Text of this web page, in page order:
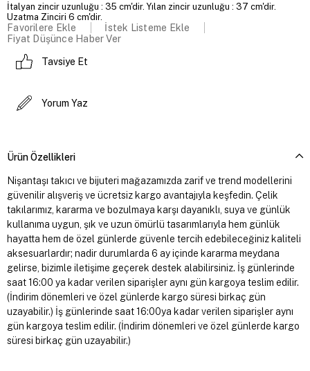
İtalyan zincir uzunluğu : 35 cm'dir. Yılan zincir uzunluğu : 37 cm'dir.
Uzatma Zinciri 6 cm'dir.
Favorilere Ekle
İstek Listeme Ekle
Fiyat Düşünce Haber Ver
Tavsiye Et
Yorum Yaz
Ürün Özellikleri
Nişantaşı takıcı ve bijuteri mağazamızda zarif ve trend modellerini
güvenilir alışveriş ve ücretsiz kargo avantajıyla keşfedin. Çelik
takılarımız, kararma ve bozulmaya karşı dayanıklı, suya ve günlük
kullanıma uygun, şık ve uzun ömürlü tasarımlarıyla hem günlük
hayatta hem de özel günlerde güvenle tercih edebileceğiniz kaliteli
aksesuarlardır; nadir durumlarda 6 ay içinde kararma meydana
gelirse, bizimle iletişime geçerek destek alabilirsiniz. İş günlerinde
saat 16:00 ya kadar verilen siparişler aynı gün kargoya teslim edilir.
(İndirim dönemleri ve özel günlerde kargo süresi birkaç gün
uzayabilir.) İş günlerinde saat 16:00ya kadar verilen siparişler aynı
gün kargoya teslim edilir. (İndirim dönemleri ve özel günlerde kargo
süresi birkaç gün uzayabilir.)